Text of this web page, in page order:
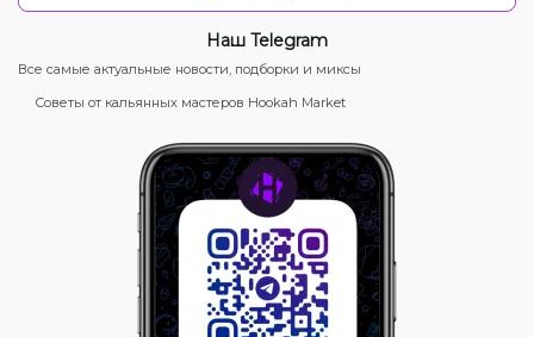
Наш Telegram
Все самые актуальные новости, подборки и миксы
Советы от кальянных мастеров Hookah Market